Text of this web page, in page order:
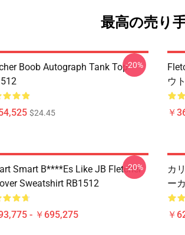
最高の売り
Boob Autograph Tank Top
$24.45
-20%
ウ
￥
Smart B****es Like JB Fletcher
Sweatshirt RB1512
- ￥695,275
-20%
カ
ー
￥